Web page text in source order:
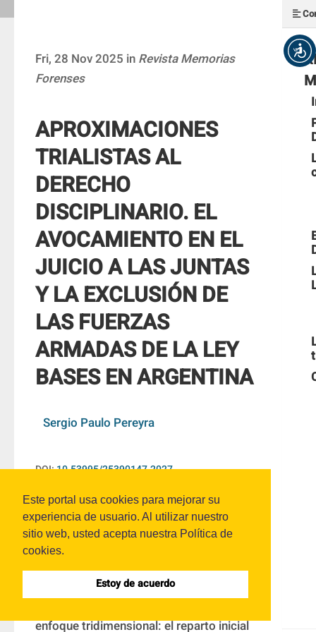
Este portal usa cookies para mejorar su
experiencia de usuario. Al utilizar nuestro
sitio web, usted acepta nuestra Política de
cookies.
Estoy de acuerdo
Fri, 28 Nov 2025 in Revista Memorias
Forenses
APROXIMACIONES
TRIALISTAS AL
DERECHO
DISCIPLINARIO. EL
AVOCAMIENTO EN EL
JUICIO A LAS JUNTAS
Y LA EXCLUSIÓN DE
LAS FUERZAS
ARMADAS DE LA LEY
BASES EN ARGENTINA
Sergio Paulo Pereyra
DOI:10.53995/25390147.2027
RESUMEN
Este artículo aborda el derecho
disciplinario desde una perspectiva
enfoque tridimensional: el reparto inicial